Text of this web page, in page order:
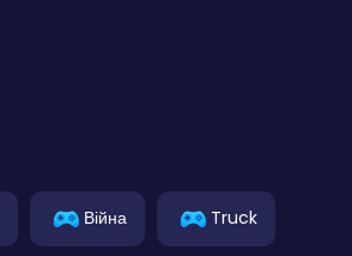
Війна Truck